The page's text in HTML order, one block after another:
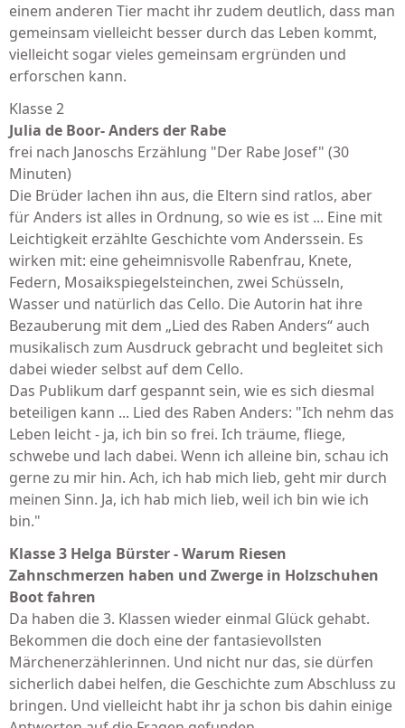
einem anderen Tier macht ihr zudem deutlich, dass man
gemeinsam vielleicht besser durch das Leben kommt,
vielleicht sogar vieles gemeinsam ergründen und
erforschen kann.
Klasse 2
Julia de Boor- Anders der Rabe
frei nach Janoschs Erzählung "Der Rabe Josef" (30
Minuten)
Die Brüder lachen ihn aus, die Eltern sind ratlos, aber
für Anders ist alles in Ordnung, so wie es ist ... Eine mit
Leichtigkeit erzählte Geschichte vom Anderssein. Es
wirken mit: eine geheimnisvolle Rabenfrau, Knete,
Federn, Mosaikspiegelsteinchen, zwei Schüsseln,
Wasser und natürlich das Cello. Die Autorin hat ihre
Bezauberung mit dem „Lied des Raben Anders“ auch
musikalisch zum Ausdruck gebracht und begleitet sich
dabei wieder selbst auf dem Cello.
Das Publikum darf gespannt sein, wie es sich diesmal
beteiligen kann ... Lied des Raben Anders: "Ich nehm das
Leben leicht - ja, ich bin so frei. Ich träume, fliege,
schwebe und lach dabei. Wenn ich alleine bin, schau ich
gerne zu mir hin. Ach, ich hab mich lieb, geht mir durch
meinen Sinn. Ja, ich hab mich lieb, weil ich bin wie ich
bin."
Klasse 3 Helga Bürster - Warum Riesen
Zahnschmerzen haben und Zwerge in Holzschuhen
Boot fahren
Da haben die 3. Klassen wieder einmal Glück gehabt.
Bekommen die doch eine der fantasievollsten
Märchenerzählerinnen. Und nicht nur das, sie dürfen
sicherlich dabei helfen, die Geschichte zum Abschluss zu
bringen. Und vielleicht habt ihr ja schon bis dahin einige